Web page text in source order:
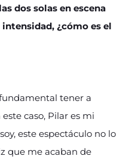
dos solas en escena
¿cómo es el
tener a
caso, Pilar es mi
este espectáculo no lo
que me acaban de